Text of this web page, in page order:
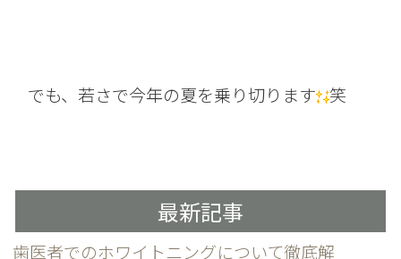
でも、若さで今年の夏を乗り切ります 笑
最新記事
歯医者でのホワイトニングについて徹底解